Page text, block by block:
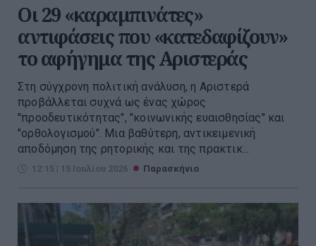
Οι 29 «καραμπινάτες»
αντιφάσεις που «κατεδαφίζουν»
το αφήγημα της Αριστεράς
Στη σύγχρονη πολιτική ανάλυση, η Αριστερά
προβάλλεται συχνά ως ένας χώρος
"προοδευτικότητας", "κοινωνικής ευαισθησίας" και
"ορθολογισμού". Μια βαθύτερη, αντικειμενική
αποδόμηση της ρητορικής και της πρακτικ...
12:15 | 15 Ιουλίου 2026 Παρασκήνιο